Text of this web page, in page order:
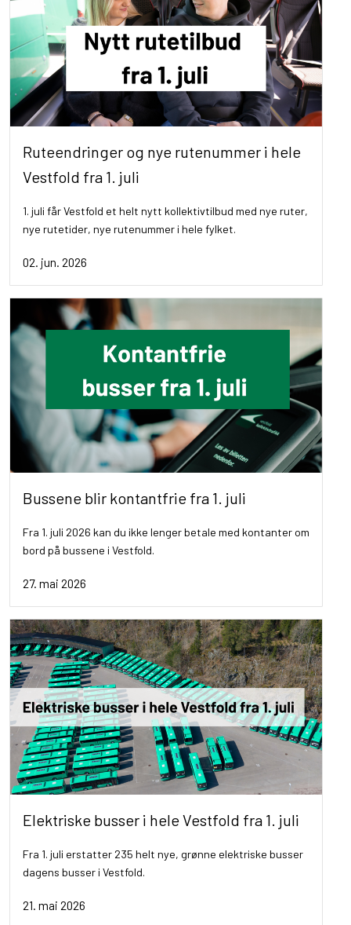
Ruteendringer og nye rutenummer i hele
Vestfold fra 1. juli
1. juli får Vestfold et helt nytt kollektivtilbud med nye ruter,
nye rutetider, nye rutenummer i hele fylket.
02. jun. 2026
Bussene blir kontantfrie fra 1. juli
Fra 1. juli 2026 kan du ikke lenger betale med kontanter om
bord på bussene i Vestfold.
27. mai 2026
Elektriske busser i hele Vestfold fra 1. juli
Fra 1. juli erstatter 235 helt nye, grønne elektriske busser
dagens busser i Vestfold.
21. mai 2026